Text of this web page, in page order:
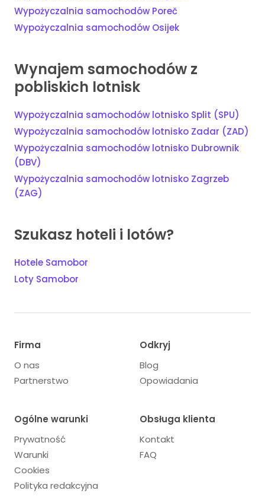
Wypożyczalnia samochodów Poreč
Wypożyczalnia samochodów Osijek
Wynajem samochodów z
pobliskich lotnisk
Wypożyczalnia samochodów lotnisko Split (SPU)
Wypożyczalnia samochodów lotnisko Zadar (ZAD)
Wypożyczalnia samochodów lotnisko Dubrownik
(DBV)
Wypożyczalnia samochodów lotnisko Zagrzeb
(ZAG)
Szukasz hoteli i lotów?
Hotele Samobor
Loty Samobor
Firma
O nas
Partnerstwo
Odkryj
Blog
Opowiadania
Ogólne warunki
Prywatność
Warunki
Cookies
Polityka redakcyjna
Obsługa klienta
Kontakt
FAQ